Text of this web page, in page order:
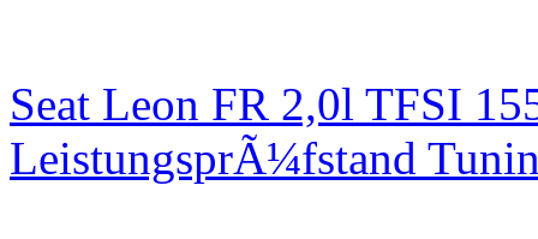
Seat Leon FR 2,0l TFSI
LeistungsprÃ¼fstand